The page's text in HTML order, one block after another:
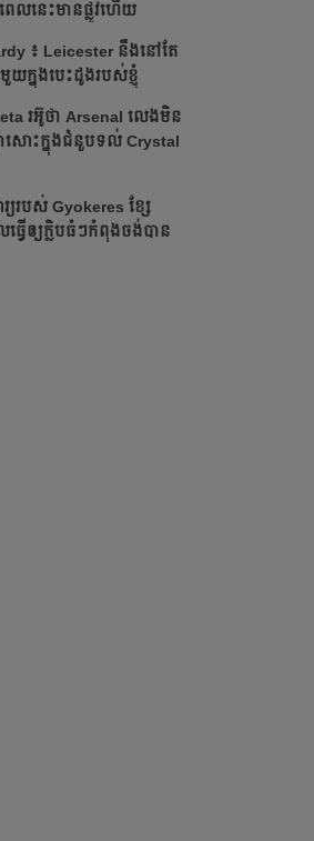
េលនេះ​មាន​ផ្លូវ​ហើយ​​
៖ Leicester នឹង​នៅ​តែ​
ក្នុង​បេះដូង​របស់​ខ្ញុំ​
រអ៊ូ​ថា​​ Arsenal លេង​មិន​
ា​​សោះ​ក្នុង​ជំនួប​ទល់ Crystal
រ្យ​​របស់ Gyokeres ខ្សែ​
ធ្វើ​ឲ្យ​ក្លិប​ធំៗ​កំពុង​ចង់បាន​